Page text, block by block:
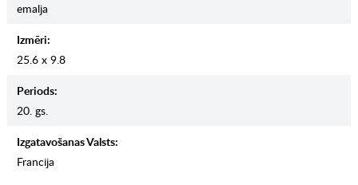
emalja
Izmēri:
25.6 x 9.8
Periods:
20. gs.
Izgatavošanas Valsts:
Francija